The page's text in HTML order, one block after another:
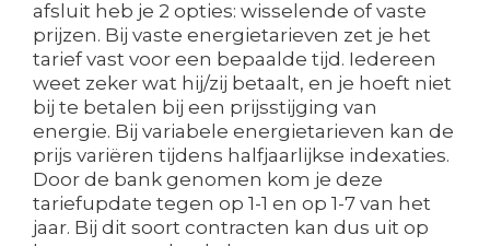
afsluit heb je 2 opties: wisselende of vaste
prijzen. Bij vaste energietarieven zet je het
tarief vast voor een bepaalde tijd. Iedereen
weet zeker wat hij/zij betaalt, en je hoeft niet
bij te betalen bij een prijsstijging van
energie. Bij variabele energietarieven kan de
prijs variëren tijdens halfjaarlijkse indexaties.
Door de bank genomen kom je deze
tariefupdate tegen op 1-1 en op 1-7 van het
jaar. Bij dit soort contracten kan dus uit op